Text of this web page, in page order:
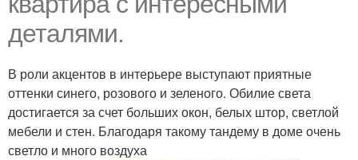
деталями.
В роли акцентов в интерьере выступают приятные
оттенки синего, розового и зеленого. Обилие света
достигается за счет больших окон, белых штор, светлой
мебели и стен. Благодаря такому тандему в доме очень
светло и много воздуха